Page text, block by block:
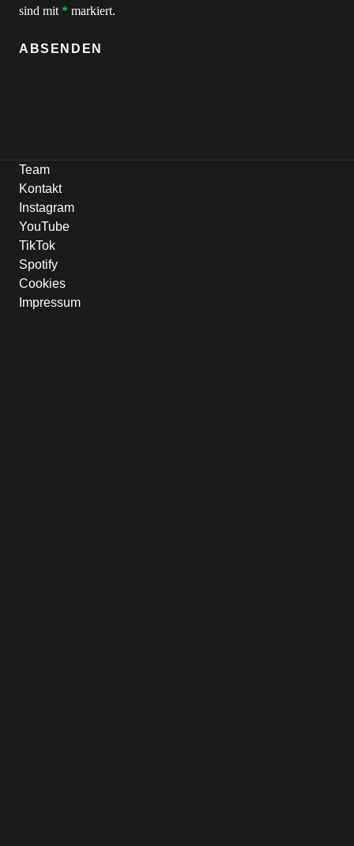
sind mit * markiert.
ABSENDEN
Team
Kontakt
Instagram
YouTube
TikTok
Spotify
Cookies
Impressum